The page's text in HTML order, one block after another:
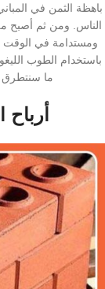
باهظة الثمن في
الناس. ومن ثم أصبح
ومستدامة في الوقت
باستخدام الطوب
ما سنتطرق